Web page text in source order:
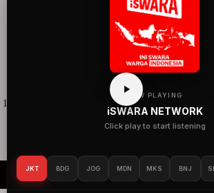
NOW PLAYING
iSWARA NETWORK
Click play to start listening
JKT BDG JOG MDN MKS BNJ
konten
101.4 FM iSWARA Jakarta 105.1 FM Bandung
98.3 FM iSWARA Medan
96.0 FM iSWARA
Banjarmasin
The Rockin Life